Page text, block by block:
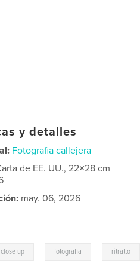
y detalles
Fotografia callejera
de EE. UU., 22×28 cm
may. 06, 2026
close up fotografia ritratto